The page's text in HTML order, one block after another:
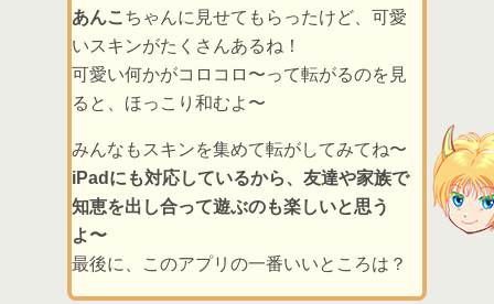
あんこ ちゃんに見せてもらったけど、可愛
いスキンがたくさんあるね！
可愛い何かがコロコロ〜って転がるのを見
ると、ほっこり和むよ〜
みんなもスキンを集めて転がしてみてね〜
iPadにも対応しているから、友達や家族で
知恵を出し合って遊ぶのも楽しいと思う
よ〜
最後に、このアプリの一番いいところは？